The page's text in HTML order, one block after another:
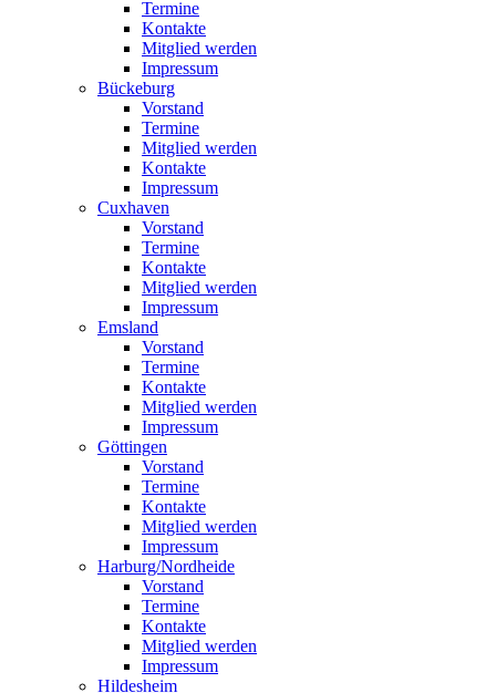
Termine
Kontakte
Mitglied werden
Impressum
Bückeburg
Vorstand
Termine
Mitglied werden
Kontakte
Impressum
Cuxhaven
Vorstand
Termine
Kontakte
Mitglied werden
Impressum
Emsland
Vorstand
Termine
Kontakte
Mitglied werden
Impressum
Göttingen
Vorstand
Termine
Kontakte
Mitglied werden
Impressum
Harburg/Nordheide
Vorstand
Termine
Kontakte
Mitglied werden
Impressum
Hildesheim